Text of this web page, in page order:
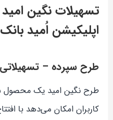
تسهیلات نگین
اپلیکیشن اُمید
طرح سپرده –
طرح نگین امید یک محصول
کاربران امکان می‌دهد با